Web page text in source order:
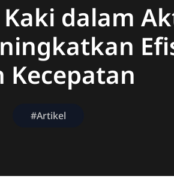
dalam
Kecepatan
#Artikel